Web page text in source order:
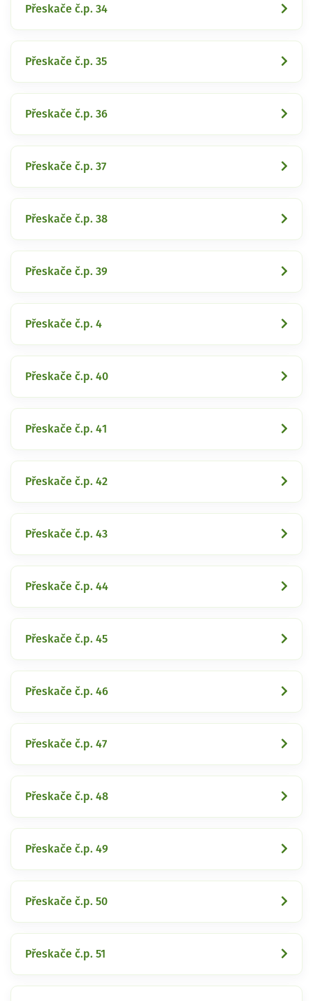
Přeskače č.p. 34
Přeskače č.p. 35
Přeskače č.p. 36
Přeskače č.p. 37
Přeskače č.p. 38
Přeskače č.p. 39
Přeskače č.p. 4
Přeskače č.p. 40
Přeskače č.p. 41
Přeskače č.p. 42
Přeskače č.p. 43
Přeskače č.p. 44
Přeskače č.p. 45
Přeskače č.p. 46
Přeskače č.p. 47
Přeskače č.p. 48
Přeskače č.p. 49
Přeskače č.p. 50
Přeskače č.p. 51